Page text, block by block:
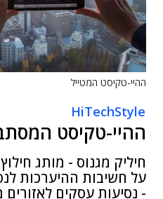
ההיי-טקיסט המטייל
HiTechStyle
ההיי-טקיסט
חיליק מגנוס - מותג
על חשיבות ההיערכות
- נסיעות עסקים